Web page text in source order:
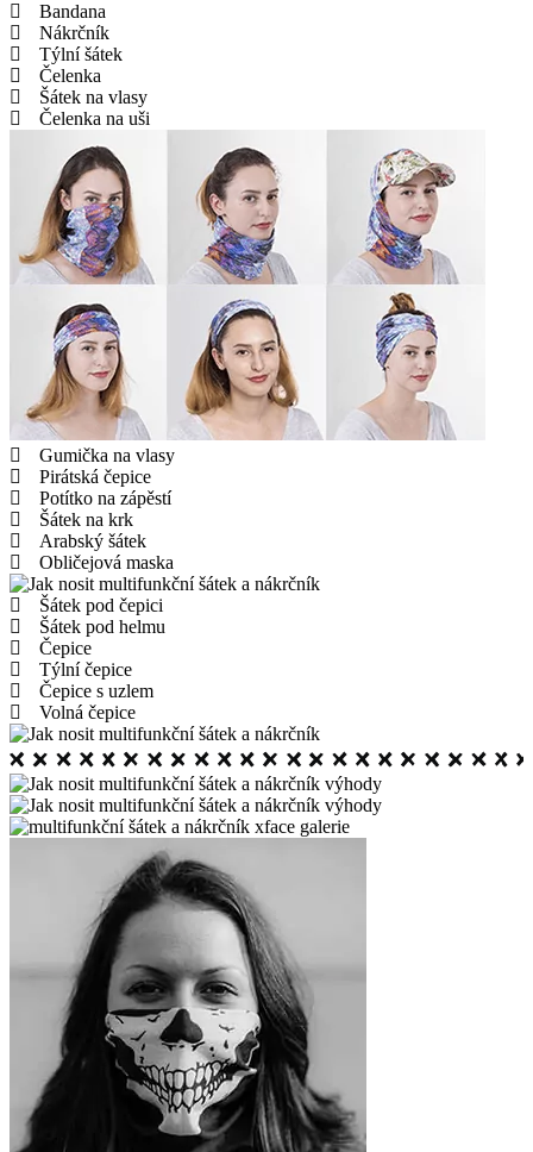
Bandana
Nákrčník
Týlní šátek
Čelenka
Šátek na vlasy
Čelenka na uši
Gumička na vlasy
Pirátská čepice
Potítko na zápěstí
Šátek na krk
Arabský šátek
Obličejová maska
Šátek pod čepici
Šátek pod helmu
Čepice
Týlní čepice
Čepice s uzlem
Volná čepice